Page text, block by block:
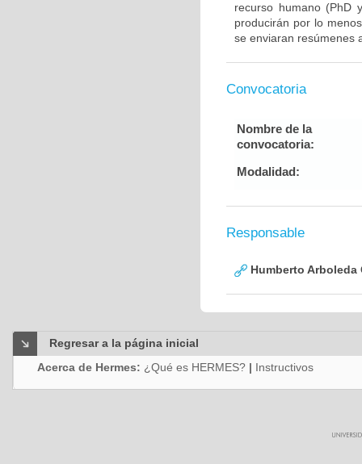
recurso humano (PhD
producirán por lo
se enviaran resúmenes
Convocatoria
Nombre de la
convocatoria:
Modalidad:
Responsable
Humberto Arboleda
Regresar a la página inicial
Acerca de Hermes: ¿Qué es HERMES? | Instructivos